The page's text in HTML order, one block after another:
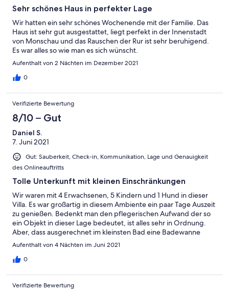
Sehr schönes Haus in perfekter Lage
Wir hatten ein sehr schönes Wochenende mit der Familie. Das
Haus ist sehr gut ausgestattet, liegt perfekt in der Innenstadt
von Monschau und das Rauschen der Rur ist sehr beruhigend.
Es war alles so wie man es sich wünscht.
Aufenthalt von 2 Nächten im Dezember 2021
0
Verifizierte Bewertung
8/10 – Gut
Daniel S.
7. Juni 2021
Gut: Sauberkeit, Check-in, Kommunikation, Lage und Genauigkeit
des Onlineauftritts
Tolle Unterkunft mit kleinen Einschränkungen
Wir waren mit 4 Erwachsenen, 5 Kindern und 1 Hund in dieser
Villa. Es war großartig in diesem Ambiente ein paar Tage Auszeit
zu genießen. Bedenkt man den pflegerischen Aufwand der so
ein Objekt in dieser Lage bedeutet, ist alles sehr in Ordnung.
Aber, dass ausgerechnet im kleinsten Bad eine Badewanne
eingebaut ist, dadurch kein Platz mehr für ein gescheites
schrumpft, passt nicht zum sonstigen Eindruck. Wir würden
Uferseite haben wir uns schnell gewöhnt.
Aufenthalt von 4 Nächten im Juni 2021
0
Verifizierte Bewertung